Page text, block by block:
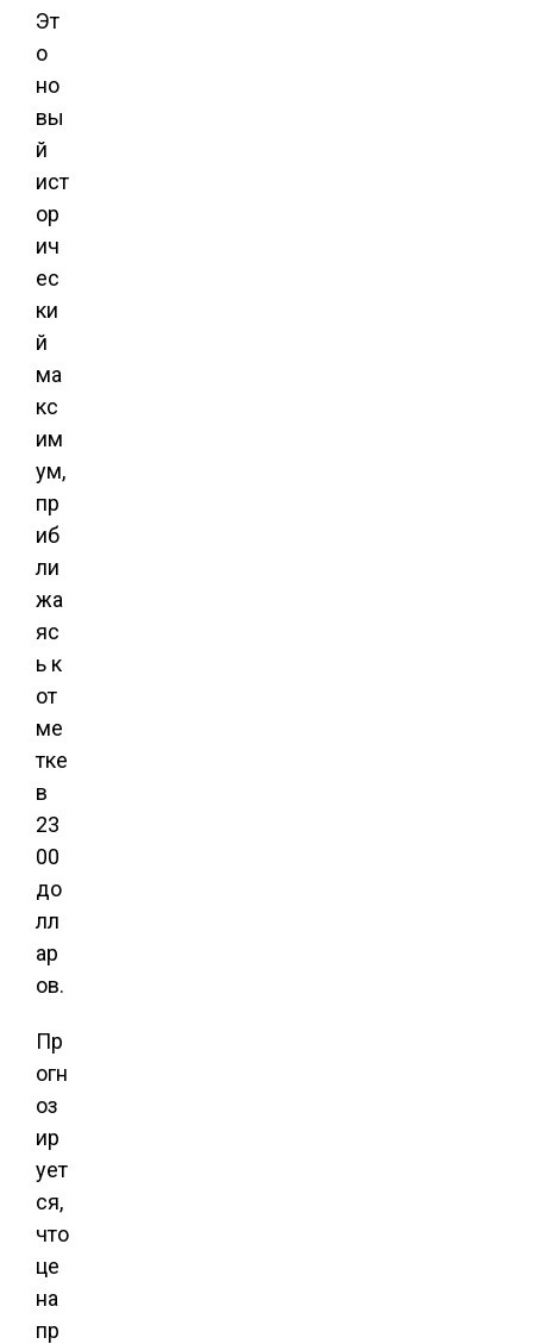
Эт
о
но
вы
й
ист
ор
ич
ес
ки
й
ма
кс
им
ум,
пр
иб
ли
жа
яс
ь к
от
ме
тке
в
23
00
до
лл
ар
ов.
Пр
огн
оз
ир
ует
ся,
что
це
на
пр